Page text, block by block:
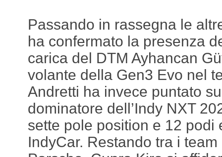
Passando in rassegna le
ha confermato la presenza
carica del DTM Ayhancan
volante della Gen3 Evo nel
Andretti ha invece puntato
dominatore dell’Indy NXT
sette pole position e 12 podi
IndyCar. Restando tra i